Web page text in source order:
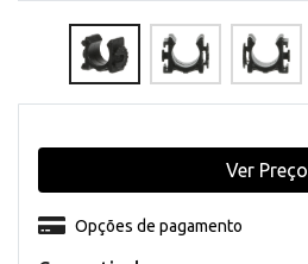
Opções de pagamento
Ver Preço